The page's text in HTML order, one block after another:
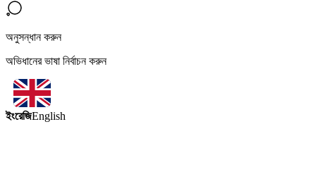
অনুসন্ধান করুন
অভিধানের ভাষা নির্বাচন করুন
ইংরেজিEnglish